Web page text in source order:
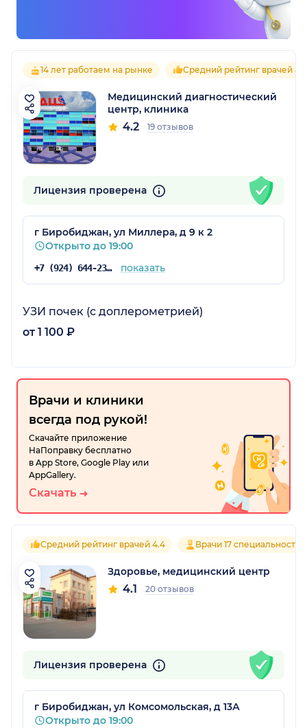
14 лет работаем на рынке Средний рейтинг врачей 4.7
Медицинский диагностический
центр, клиника
4.2 19 отзывов
Лицензия проверена
г Биробиджан, ул Миллера, д 9 к 2
Открыто до 19:00
+7 (924) 644-23-13 показать
УЗИ почек (с доплерометрией)
от 1 100 ₽
Врачи и клиники
всегда под рукой!
Скачайте приложение
НаПоправку бесплатно
в App Store, Google Play или
AppGallery.
Скачать
Средний рейтинг врачей 4.4 Врачи 17 специальностей
Здоровье, медицинский центр
4.1 20 отзывов
Лицензия проверена
г Биробиджан, ул Комсомольская, д 13А
Открыто до 19:00